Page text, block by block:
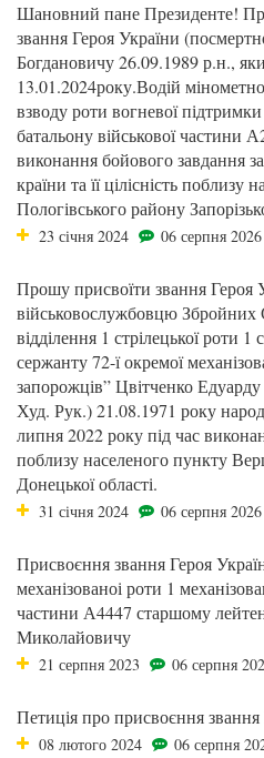
Шановний пане Президенте!
звання Героя України
Богдановичу 26.09.1989 р.н.,
13.01.2024року.Водій
взводу роти вогневої
батальону військової частини
виконання бойового завдання
країни та її цілісність
Пологівського району
23 січня 2024 06 серпня 2026
Прошу присвоїти звання Героя
військовослужбовцю
відділення 1 стрілецької роти 1
сержанту 72-ї окремої
запорожців” Цвітченко
Худ. Рук.) 21.08.1971 року
липня 2022 року під час
поблизу населеного пункту
Донецької області.
31 січня 2024 06 серпня 2026
Присвоєння звання Героя
механізованоі роти 1
частини А4447 старшому
Миколайовичу
21 серпня 2023 06 серпня
Петиція про присвоєння
08 лютого 2024 06 серпня